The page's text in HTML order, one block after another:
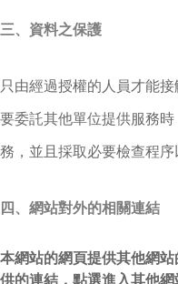
三、資料之保護
只由經過授權的人員才能
要委託其他單位提供服務
務，並且採取必要檢查程序
四、網站對外的相關連結
本網站的網頁提供其他網
供的連結，點選進入其他